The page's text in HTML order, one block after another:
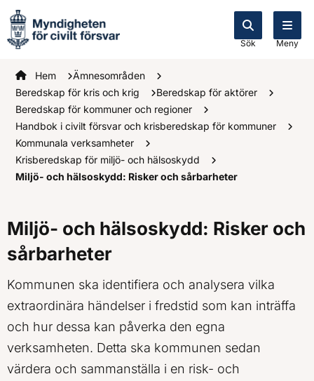
Sök Meny
Startsidan
Hem
Ämnesområden
Beredskap för kris och krig
Beredskap för aktörer
Beredskap för kommuner och regioner
Handbok i civilt försvar och krisberedskap för kommuner
Kommunala verksamheter
Krisberedskap för miljö- och hälsoskydd
Miljö- och hälsoskydd: Risker och sårbarheter
Miljö- och hälsoskydd: Risker och
sårbarheter
Kommunen ska identifiera och analysera vilka
extraordinära händelser i fredstid som kan inträffa
och hur dessa kan påverka den egna
verksamheten. Detta ska kommunen sedan
värdera och sammanställa i en risk- och